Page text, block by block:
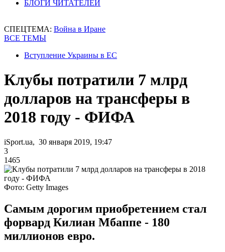
БЛОГИ ЧИТАТЕЛЕЙ
СПЕЦТЕМА: Война в Иране
ВСЕ ТЕМЫ
Вступление Украины в ЕС
Клубы потратили 7 млрд
долларов на трансферы в
2018 году - ФИФА
iSport.ua, 30 января 2019, 19:47
3
1465
Фото: Getty Images
Самым дорогим приобретением стал
форвард Килиан Мбаппе - 180
миллионов евро.